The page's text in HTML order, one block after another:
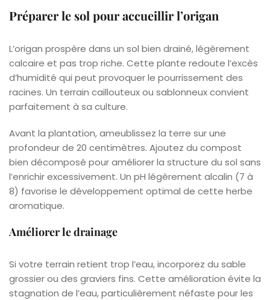
Préparer le sol pour accueillir l’origan
L’origan prospère dans un sol bien drainé, légèrement
calcaire et pas trop riche. Cette plante redoute l’excès
d’humidité qui peut provoquer le pourrissement des
racines. Un terrain caillouteux ou sablonneux convient
parfaitement à sa culture.
Avant la plantation, ameublissez la terre sur une
profondeur de 20 centimètres. Ajoutez du compost
bien décomposé pour améliorer la structure du sol sans
l’enrichir excessivement. Un pH légèrement alcalin (7 à
8) favorise le développement optimal de cette herbe
aromatique.
Améliorer le drainage
Si votre terrain retient trop l’eau, incorporez du sable
grossier ou des graviers fins. Cette amélioration évite la
stagnation de l’eau, particulièrement néfaste pour les